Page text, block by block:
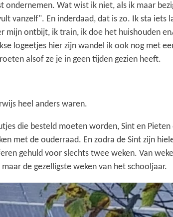
Wat wist ik niet, als ik maar
vanzelf". En inderdaad, dat is zo. Ik sta iets
mijn ontbijt, ik train, ik doe het huishouden
logeetjes hier zijn wandel ik ook nog met
alsof ze je in geen tijden gezien heeft.
heel anders waren.
die besteld moeten worden, Sint en Pieten
met de ouderraad. En zodra de Sint zijn
gehuld voor slechts twee weken. Van
de gezelligste weken van het schooljaar.